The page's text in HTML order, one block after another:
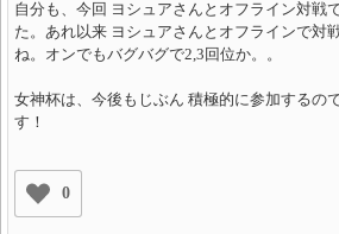
自分も、今回 ヨシュアさんとオフライン対戦
た。あれ以来 ヨシュアさんとオフラインで対
ね。オンでもバグバグで2,3回位か。。
女神杯は、今後もじぶん 積極的に参加するの
す！
0